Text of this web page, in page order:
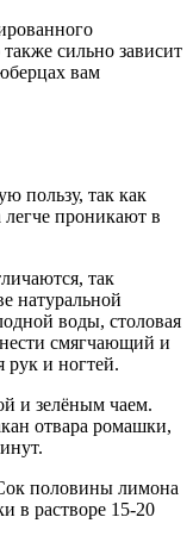
сильно зависит
вам
пользу, так как
легче проникают в
так
натуральной
воды, столовая
смягчающий и
и ногтей.
и зелёным чаем.
отвара ромашки,
половины лимона
в растворе 15-20